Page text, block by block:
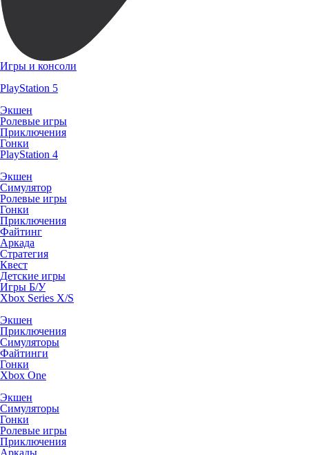
Игры и консоли
PlayStation 5
Экшен
Ролевые игры
Приключения
Гонки
PlayStation 4
Экшен
Симулятор
Ролевые игры
Гонки
Приключения
Файтинг
Аркада
Стратегия
Квест
Детские игры
Игры Б/У
Xbox Series X/S
Экшен
Приключения
Симуляторы
Файтинги
Гонки
Xbox One
Экшен
Симуляторы
Гонки
Ролевые игры
Приключения
Аркады